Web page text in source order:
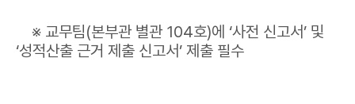
※ 교무팀(본부관 별관 104호)에 ‘사전 신고서’ 및
‘성적산출 근거 제출 신고서’ 제출 필수